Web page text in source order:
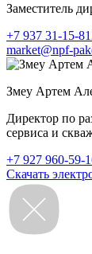
Заместитель
+7 937 31-15-
market@npf-
Змеу Артем
Директор по
сервиса и
+7 927 960-59-
Скачать